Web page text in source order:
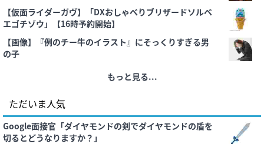
【仮面ライダーガヴ】「DXおしゃべりブリザードソルベ
エゴチゾウ」【16時予約開始】
【画像】『例のチー牛のイラスト』にそっくりすぎる男
の子
もっと見る...
ただいま人気
Google面接官「ダイヤモンドの剣でダイヤモンドの盾を
切るとどうなりますか？」